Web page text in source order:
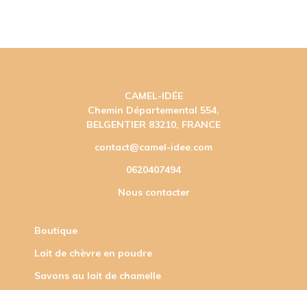
CAMEL-IDÉE
Chemin Départemental 554,
BELGENTIER 83210, FRANCE
contact@camel-idee.com
0620407494
Nous contacter
Boutique
Lait de chèvre en poudre
Savons au lait de chamelle